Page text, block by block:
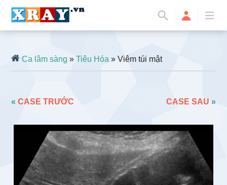
Ca lâm sàng »Tiêu Hóa » Viêm túi mật
«CASE TRƯỚC CASE SAU »